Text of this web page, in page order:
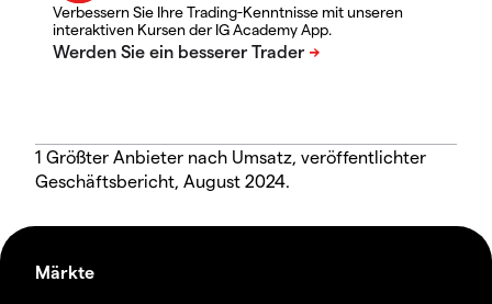
Verbessern Sie Ihre Trading-Kenntnisse mit unseren
interaktiven Kursen der IG Academy App.
1 Größter Anbieter nach Umsatz, veröffentlichter
Geschäftsbericht, August 2024.
Märkte